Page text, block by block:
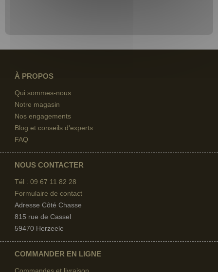
À PROPOS
Qui sommes-nous
Notre magasin
Nos engagements
Blog et conseils d'experts
FAQ
NOUS CONTACTER
Tél : 09 67 11 82 28
Formulaire de contact
Adresse Côté Chasse
815 rue de Cassel
59470 Herzeele
COMMANDER EN LIGNE